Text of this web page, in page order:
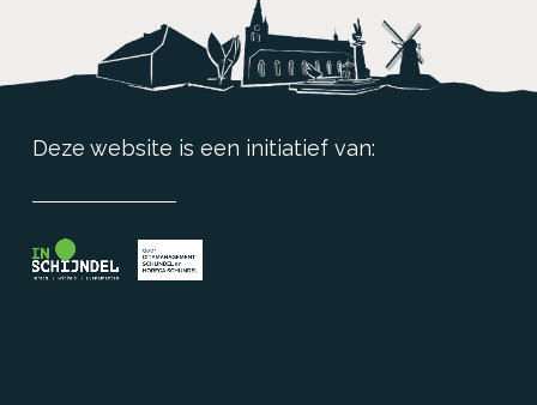
Deze website is een initiatief van: